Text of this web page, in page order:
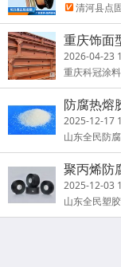
清河县点
重庆饰面
2026-04-23
重庆科冠涂
防腐热熔
2025-12-17
山东全民防
聚丙烯防
2025-12-03
山东全民塑